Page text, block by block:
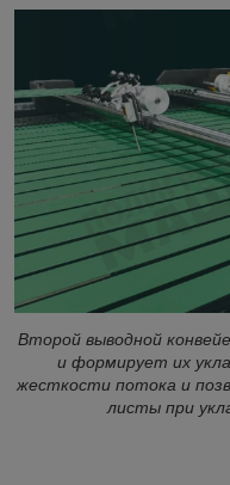
Второй выводной
и формирует их
жесткости потока и
листы при